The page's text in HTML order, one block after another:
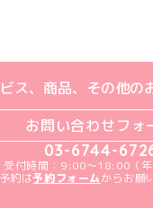
式アカウント
式アカウント
Instagram公式アカウント
ーみんFacebook公式アカウ
どりーみんYouTube公式ア
ス、商品、その他の
お問い合わせフォ
03-6744-
受付時間：9:00～18:00（年
約は予約フォームからお願